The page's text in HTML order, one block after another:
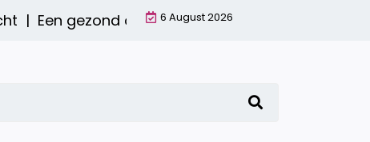
Een gezond ontbijt met een smoothie: waarom
6 August 2026